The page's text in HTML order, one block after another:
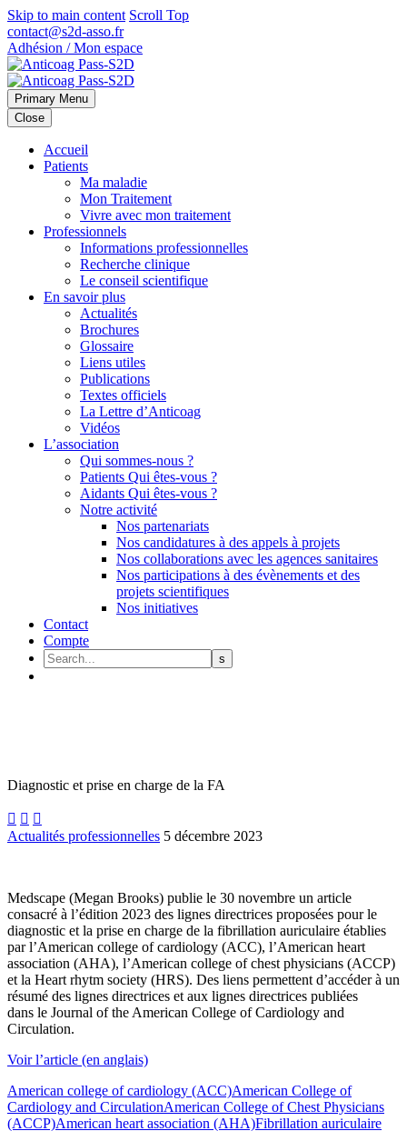
Skip to main content Scroll Top
contact@s2d-asso.fr
Adhésion / Mon espace
Primary Menu
Close
Accueil
Patients
Ma maladie
Mon Traitement
Vivre avec mon traitement
Professionnels
Informations professionnelles
Recherche clinique
Le conseil scientifique
En savoir plus
Actualités
Brochures
Glossaire
Liens utiles
Publications
Textes officiels
La Lettre d’Anticoag
Vidéos
L’association
Qui sommes-nous ?
Patients Qui êtes-vous ?
Aidants Qui êtes-vous ?
Notre activité
Nos partenariats
Nos candidatures à des appels à projets
Nos collaborations avec les agences sanitaires
Nos participations à des évènements et des
projets scientifiques
Nos initiatives
Contact
Compte
Diagnostic et prise en charge de la FA
  
Actualités professionnelles 5 décembre 2023
Medscape (Megan Brooks) publie le 30 novembre un article
consacré à l’édition 2023 des lignes directrices proposées pour le
diagnostic et la prise en charge de la fibrillation auriculaire établies
par l’American college of cardiology (ACC), l’American heart
association (AHA), l’American college of chest physicians (ACCP)
et la Heart rhytm society (HRS). Des liens permettent d’accéder à un
résumé des lignes directrices et aux lignes directrices publiées
dans le Journal of the American College of Cardiology and
Circulation.
Voir l’article (en anglais)
American college of cardiology (ACC)American College of
Cardiology and CirculationAmerican College of Chest Physicians
(ACCP)American heart association (AHA)Fibrillation auriculaire